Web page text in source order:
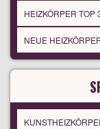
HEIZKÖRPER TOP
NEUE